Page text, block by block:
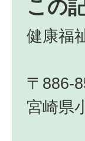
この
健康福
〒886-
宮崎県